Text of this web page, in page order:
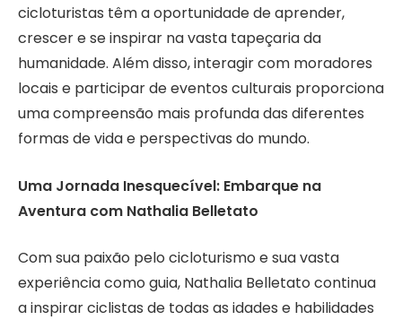
cicloturistas têm a oportunidade de aprender,
crescer e se inspirar na vasta tapeçaria da
humanidade. Além disso, interagir com moradores
locais e participar de eventos culturais proporciona
uma compreensão mais profunda das diferentes
formas de vida e perspectivas do mundo.
Uma Jornada Inesquecível: Embarque na
Aventura com Nathalia Belletato
Com sua paixão pelo cicloturismo e sua vasta
experiência como guia, Nathalia Belletato continua
a inspirar ciclistas de todas as idades e habilidades